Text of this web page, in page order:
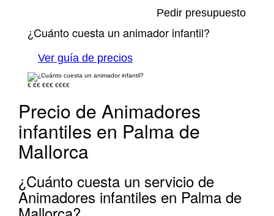
Pedir presupuesto
¿Cuánto cuesta un animador infantil?
Ver guía de precios
€ €€ €€€ €€€€
Precio de Animadores
infantiles en Palma de
Mallorca
¿Cuánto cuesta un servicio de
Animadores infantiles en Palma de